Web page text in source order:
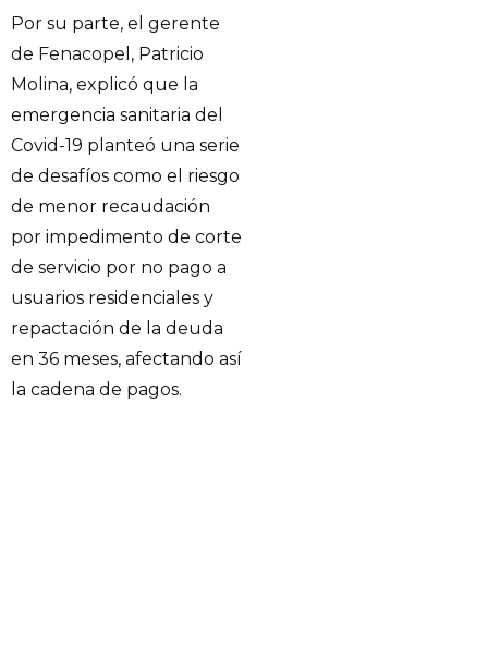
Por su parte, el gerente
de Fenacopel, Patricio
Molina, explicó que la
emergencia sanitaria del
Covid-19 planteó una serie
de desafíos como el riesgo
de menor recaudación
por impedimento de corte
de servicio por no pago a
usuarios residenciales y
repactación de la deuda
en 36 meses, afectando así
la cadena de pagos.